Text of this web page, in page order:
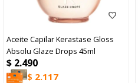
Aceite Capilar Kerastase Gloss
Absolu Glaze Drops 45ml
$ 2.490
$ 2.117